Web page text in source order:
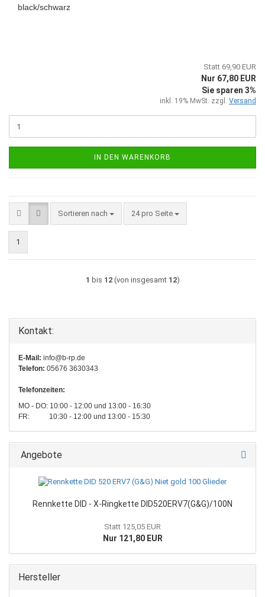
black/schwarz
Statt 69,90 EUR
Nur 67,80 EUR
Sie sparen 3%
inkl. 19% MwSt. zzgl. Versand
IN DEN WARENKORB
Sortieren nach
Sortieren nach 24 pro Seite
pro Seite
1
1 bis 12(von insgesamt 12)
Kontakt:
E-Mail: info@b-rp.de
Telefon: 05676 3630343
Telefonzeiten:
MO - DO: 10:00 - 12:00 und 13:00 - 16:30
FR: 10:30 - 12:00 und 13:00 - 15:30
Angebote
Rennkette DID - X-Ringkette DID520ERV7(G&G)/100N
Statt 125,05 EUR
Nur 121,80 EUR
Hersteller